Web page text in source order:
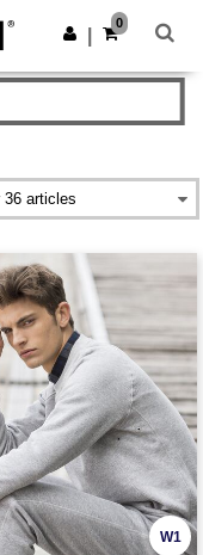
Obtenir l'appli
0
W1